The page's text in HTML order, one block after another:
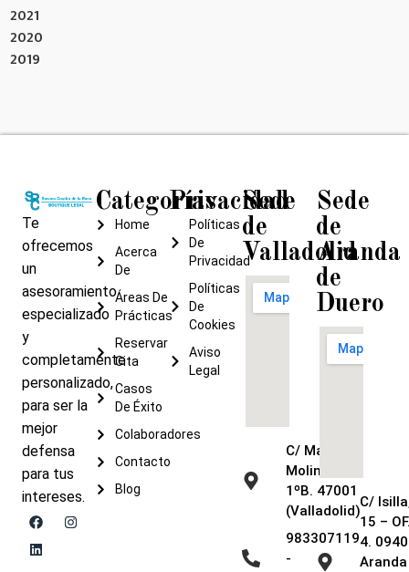
2021
2020
2019
Te
ofrecemos
un
asesoramiento
especializado
y
completamente
personalizado,
para ser la
mejor
defensa
para tus
intereses.
Categorías
Home
Acerca
De
Áreas De
Prácticas
Reservar
Cita
Casos
De Éxito
Colaboradores
Contacto
Blog
Privacidad
Políticas
De
Privacidad
Políticas
De
Cookies
Aviso
Legal
Sede
de
Valladolid
C/ María de
Molina, 9 –
1ºB. 47001
(Valladolid)
983307119
-
Sede
de
Aranda
de
Duero
C/
15 –
4.
Aranda